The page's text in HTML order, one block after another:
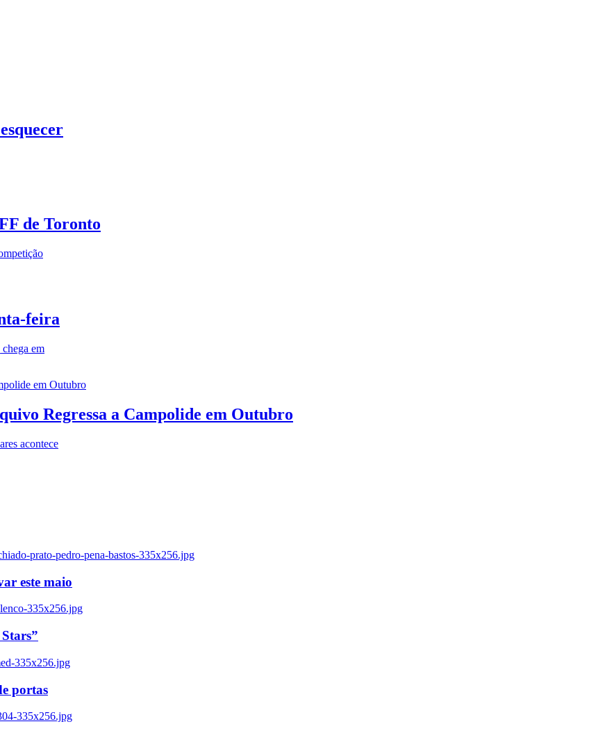
de Toronto
feira
em
Regressa a Campolide em Outubro
acontece
prato-pedro-pena-bastos-335x256.jpg
este maio
335x256.jpg
335x256.jpg
portas
335x256.jpg